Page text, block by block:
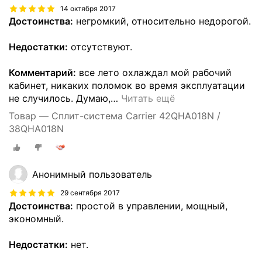
14 октября 2017
Достоинства: негромкий, относительно недорогой.
Недостатки: отсутствуют.
Комментарий: все лето охлаждал мой рабочий
кабинет, никаких поломок во время эксплуатации
не случилось. Думаю,… Читать ещё
Товар — Сплит-система Carrier 42QHA018N /
38QHA018N
Анонимный пользователь
29 сентября 2017
Достоинства: простой в управлении, мощный,
экономный.
Недостатки: нет.